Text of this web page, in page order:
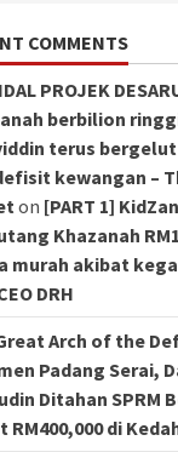
COMMENTS
PROJEK
berbilion
terus
kewangan –
on [PART 1]
Khazanah
murah akibat
DRH
Arch of the
Padang Serai,
Ditahan SPRM
RM400,000 di